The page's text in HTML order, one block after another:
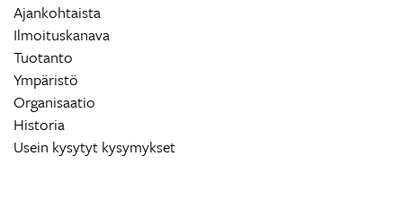
Ajankohtaista
Ilmoituskanava
Tuotanto
Ympäristö
Organisaatio
Historia
Usein kysytyt kysymykset